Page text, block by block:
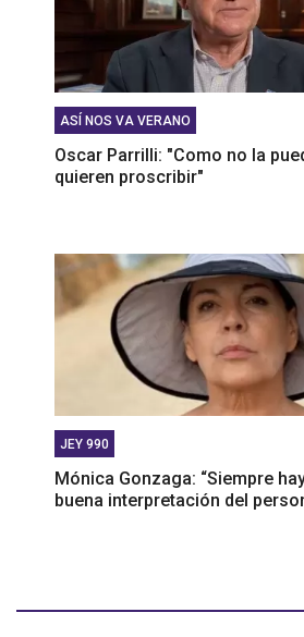
ASÍ NOS VA VERANO
Oscar Parrilli: "Como no la
quieren proscribir"
JEY 990
Mónica Gonzaga: “Siempre
buena interpretación del